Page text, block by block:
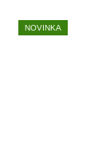
NOVINKA